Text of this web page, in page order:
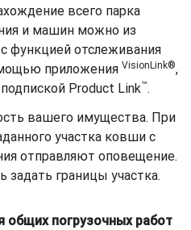
всего парка
и машин можно из
функцией отслеживания
приложения VisionLink®,
Product Link™.
вашего имущества. При
участка ковши с
отправляют оповещение.
задать границы участка.
общих погрузочных работ